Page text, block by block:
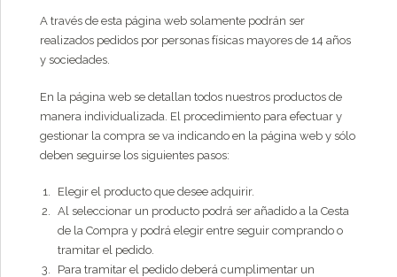
A través de esta página web solamente podrán ser
realizados pedidos por personas físicas mayores de 14 años
y sociedades.
En la página web se detallan todos nuestros productos de
manera individualizada. El procedimiento para efectuar y
gestionar la compra se va indicando en la página web y sólo
deben seguirse los siguientes pasos:
Elegir el producto que desee adquirir.
Al seleccionar un producto podrá ser añadido a la Cesta
de la Compra y podrá elegir entre seguir comprando o
tramitar el pedido.
Para tramitar el pedido deberá cumplimentar un